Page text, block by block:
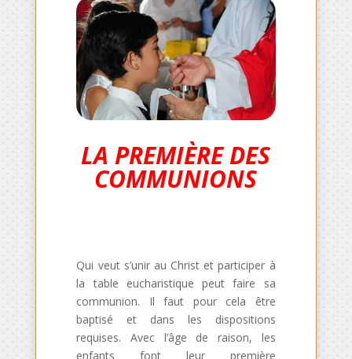
LA PREMIÈRE DES
COMMUNIONS
Qui veut s’unir au Christ et participer à
la table eucharistique peut faire sa
communion. Il faut pour cela être
baptisé et dans les dispositions
requises. Avec l’âge de raison, les
enfants font leur première